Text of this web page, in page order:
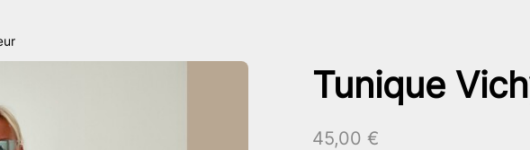
Tunique
45,00 €